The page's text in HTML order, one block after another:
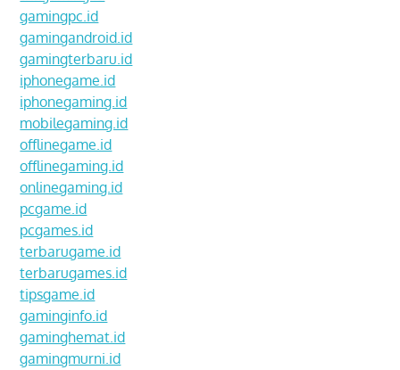
gamingpc.id
gamingandroid.id
gamingterbaru.id
iphonegame.id
iphonegaming.id
mobilegaming.id
offlinegame.id
offlinegaming.id
onlinegaming.id
pcgame.id
pcgames.id
terbarugame.id
terbarugames.id
tipsgame.id
gaminginfo.id
gaminghemat.id
gamingmurni.id